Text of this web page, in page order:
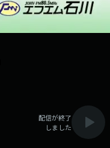
配信が終了
しました